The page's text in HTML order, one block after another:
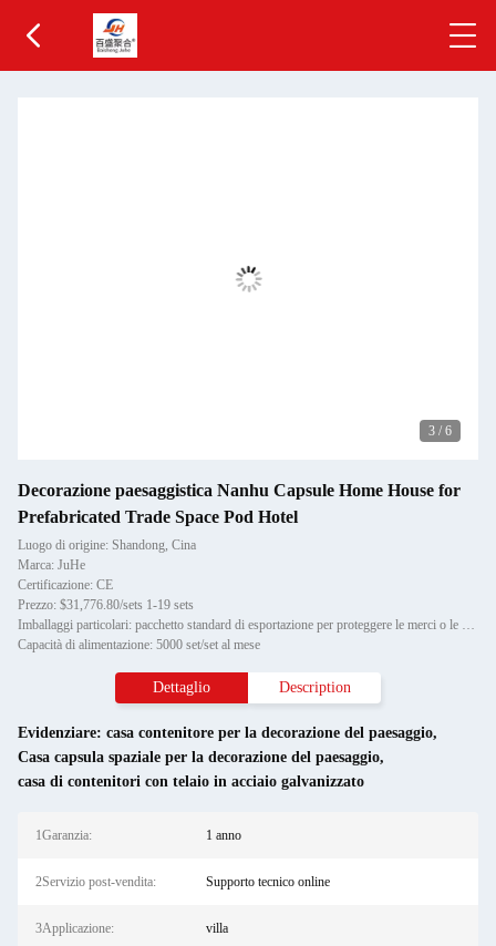
3 / 6
Decorazione paesaggistica Nanhu Capsule Home House for
Prefabricated Trade Space Pod Hotel
Luogo di origine: Shandong, Cina
Marca: JuHe
Certificazione: CE
Prezzo: $31,776.80/sets 1-19 sets
Imballaggi particolari: pacchetto standard di esportazione per proteggere le merci o le esigenze del cliente
Capacità di alimentazione: 5000 set/set al mese
Dettaglio Description
Evidenziare: casa contenitore per la decorazione del paesaggio,
Casa capsula spaziale per la decorazione del paesaggio,
casa di contenitori con telaio in acciaio galvanizzato
1Garanzia: 1 anno
2Servizio post-vendita: Supporto tecnico online
3Applicazione: villa